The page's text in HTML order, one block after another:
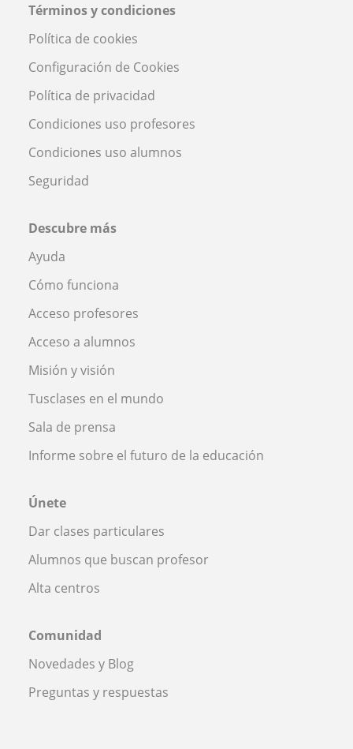
Términos y condiciones
Política de cookies
Configuración de Cookies
Política de privacidad
Condiciones uso profesores
Condiciones uso alumnos
Seguridad
Descubre más
Ayuda
Cómo funciona
Acceso profesores
Acceso a alumnos
Misión y visión
Tusclases en el mundo
Sala de prensa
Informe sobre el futuro de la educación
Únete
Dar clases particulares
Alumnos que buscan profesor
Alta centros
Comunidad
Novedades y Blog
Preguntas y respuestas